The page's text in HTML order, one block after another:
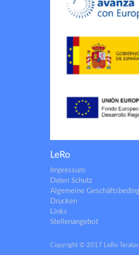
LeRo
Impressum
Daten Schutz
Algemeine
Drucken
Links
Stellenangebot
Copyright © 2017 LeRo